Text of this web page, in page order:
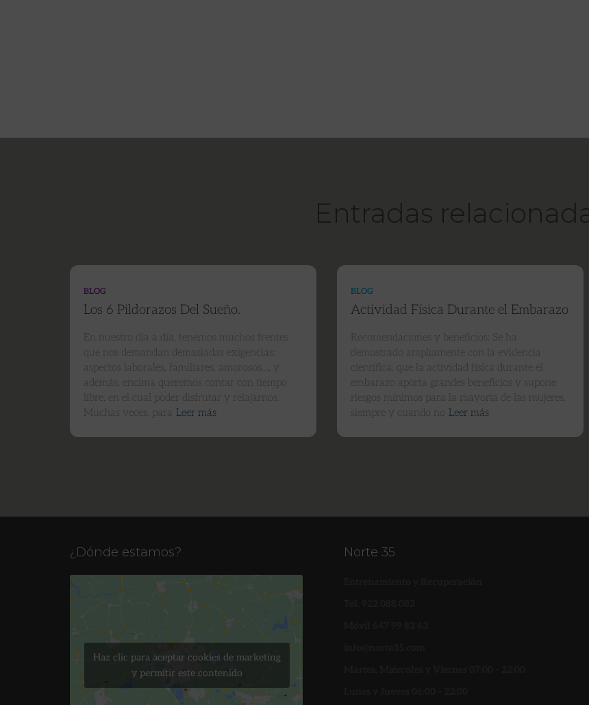
Entradas
BLOG
Los 6 Pildorazos Del Sueño.
En nuestro día a día, tenemos muchos frentes
que nos demandan demasiadas exigencias:
aspectos laborales, familiares, amorosos…, y
además, encima queremos contar con tiempo
libre, en el cual poder disfrutar y relajarnos.
Muchas veces, para Leer más
BLOG
Actividad Física Durante el Embarazo
Recomendaciones y beneficios: Se ha
demostrado ampliamente con la evidencia
científica, que la actividad física durante el
embarazo aporta grandes beneficios y supone
riesgos mínimos para la mayoría de las mujeres,
siempre y cuando no
Leer más
¿Dónde estamos?
Haz clic para aceptar cookies de marketing
y permitir este contenido
Norte 35